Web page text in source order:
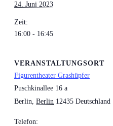
24. Juni 2023
Zeit:
16:00 - 16:45
VERANSTALTUNGSORT
Figurentheater Grashüpfer
Puschkinallee 16 a
Berlin Berlin 12435 Deutschland
Telefon: